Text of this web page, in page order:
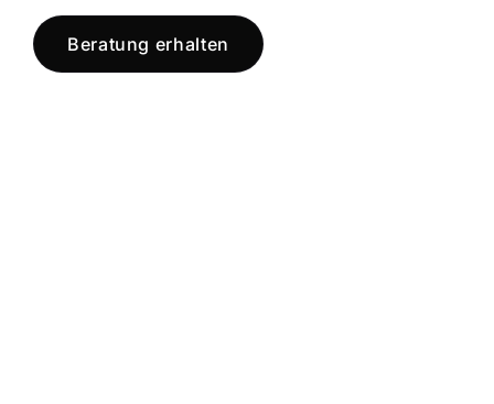
Beratung erhalten